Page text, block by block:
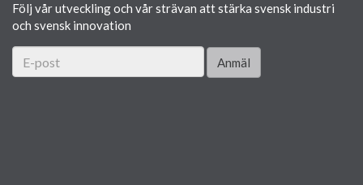
Följ vår utveckling och vår strävan att stärka svensk industri
och svensk innovation
Anmäl